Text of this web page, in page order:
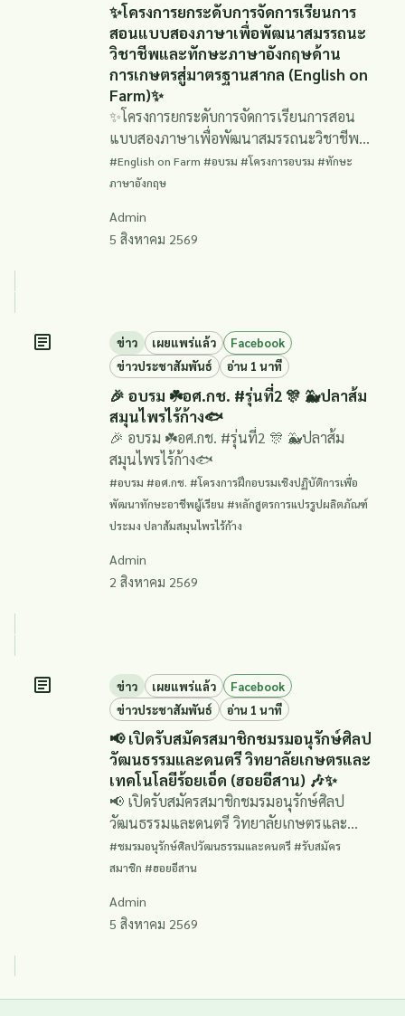
✨โครงการยกระดับการจัดการเรียนการ
สอนแบบสองภาษาเพื่อพัฒนาสมรรถนะ
วิชาชีพและทักษะภาษาอังกฤษด้าน
การเกษตรสู่มาตรฐานสากล (English on
Farm)✨
✨โครงการยกระดับการจัดการเรียนการสอน
แบบสองภาษาเพื่อพัฒนาสมรรถนะวิชาชีพ
และทักษะภาษาอังกฤษด้านการเกษตรสู่
มาตรฐานสากล (English on Farm)✨
#English on Farm #อบรม #โครงการอบรม #ทักษะ
ภาษาอังกฤษ
Admin
5 สิงหาคม 2569
ข่าว เผยแพร่แล้ว
Facebook
ข่าวประชาสัมพันธ์
อ่าน 1 นาที
🎉 อบรม ☘️อศ.กช. #รุ่นที่2 🎊 🐳ปลาส้ม
สมุนไพรไร้ก้าง🐟
🎉 อบรม ☘️อศ.กช. #รุ่นที่2 🎊 🐳ปลาส้ม
สมุนไพรไร้ก้าง🐟
#อบรม #อศ.กช. #โครงการฝึกอบรมเชิงปฏิบัติการเพื่อ
พัฒนาทักษะอาชีพผู้เรียน #หลักสูตรการแปรรูปผลิตภัณฑ์
ประมง ปลาส้มสมุนไพรไร้ก้าง
Admin
2 สิงหาคม 2569
ข่าว เผยแพร่แล้ว
Facebook
ข่าวประชาสัมพันธ์
อ่าน 1 นาที
📢 เปิดรับสมัครสมาชิกชมรมอนุรักษ์ศิลป
วัฒนธรรมและดนตรี วิทยาลัยเกษตรและ
เทคโนโลยีร้อยเอ็ด (ฮอยอีสาน) 🎶✨
📢 เปิดรับสมัครสมาชิกชมรมอนุรักษ์ศิลป
วัฒนธรรมและดนตรี วิทยาลัยเกษตรและ
เทคโนโลยีร้อยเอ็ด (ฮอยอีสาน) 🎶✨
#ชมรมอนุรักษ์ศิลปวัฒนธรรมและดนตรี #รับสมัคร
สมาชิก #ฮอยอีสาน
Admin
5 สิงหาคม 2569